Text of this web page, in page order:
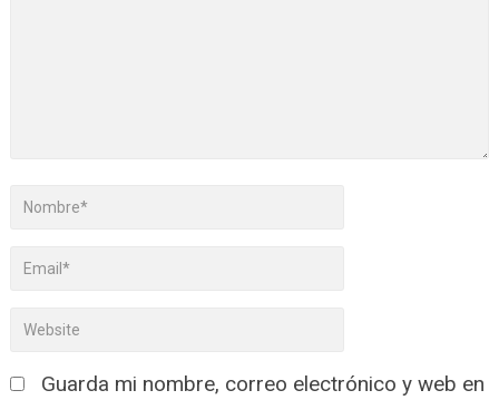
Guarda mi nombre, correo electrónico y web en